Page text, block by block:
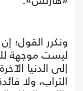
ونكرر القول؛
ليست موجهة
إلى الدنيا
التراب، ولا